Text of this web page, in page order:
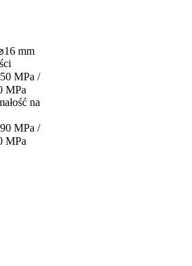
mm
MPa /
MPa
na
MPa /
MPa